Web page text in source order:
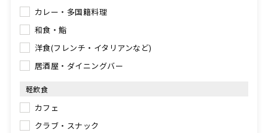
カレー・多国籍料理
和食・鮨
洋食(フレンチ・イタリアンなど)
居酒屋・ダイニングバー
軽飲食
カフェ
クラブ・スナック